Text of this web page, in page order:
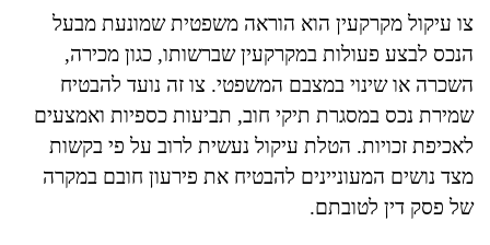
צו עיקול מקרקעין הוא הוראה משפטית שמונעת מבעל
הנכס לבצע פעולות במקרקעין שברשותו, כגון מכירה,
השכרה או שינוי במצבם המשפטי. צו זה נועד להבטיח
שמירת נכס במסגרת תיקי חוב, תביעות כספיות ואמצעים
לאכיפת זכויות. הטלת עיקול נעשית לרוב על פי בקשות
מצד נושים המעוניינים להבטיח את פירעון חובם במקרה
של פסק דין לטובתם.